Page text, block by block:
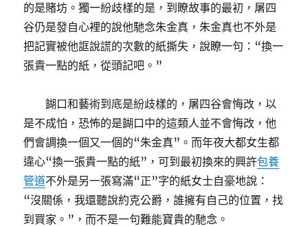
的是賭坊。獨一紛歧樣的是，到瞭故事的最初，屠四
谷仍是發自心裡的說他馳念朱金真，朱金真也不外是
把記實被他誆說謊的次數的紙撕失，說瞭一句：“換一
張貴一點的紙，從頭記吧。”
餬口和藝術到底是紛歧樣的，屠四谷會悔改，以
是不成怕，恐怖的是餬口中的這類人並不會悔改，他
們會調換一個又一個的“朱金真”。而年夜大都女生都
違心“換一張貴一點的紙”，可到最初換來的興許包養
管道不外是另一張寫滿“正”字的紙女士自豪地說：
“沒關係，我還聽說約克公爵，誰擁有自己的位置，找
到買家。”，而不是一句難能寶貴的馳念。